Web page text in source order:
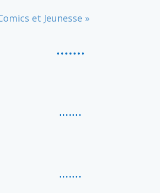
et Jeunesse »
…….
…….
…….